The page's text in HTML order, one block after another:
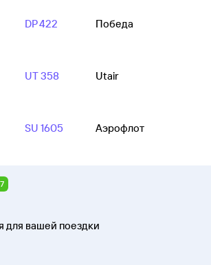
DP 422 Победа
UT 358 Utair
SU 1605 Аэрофлот
для вашей поездки